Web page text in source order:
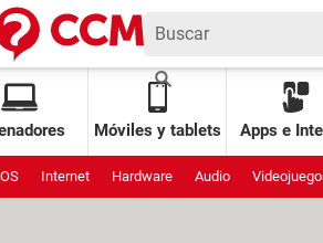
Móviles y tablets Apps e
Internet Hardware Audio